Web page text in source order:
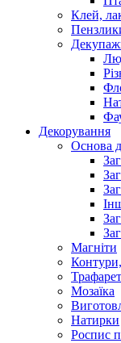
Клей,
Декорування
Основа
Магніти
Мозаїка
Натирки
Роспис